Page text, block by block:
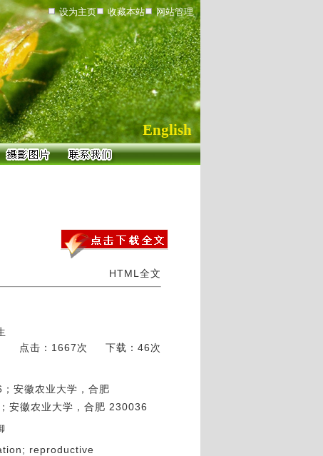
设为主页 收藏本站 网站管理
English
HTML全文
点击：1667次
下载：46次
安徽农业大学，合肥
安徽农业大学，合肥 230036
reproductive